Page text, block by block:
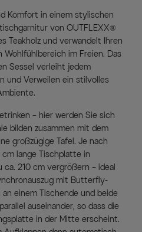
Komfort in einem stylischen
von OUTFLEXX®
Teakholz und verwandelt Ihren
im Freien. Das
Sessel verleiht jedem
und Verweilen ein stilvolles
– hier werden Sie sich
bilden zusammen mit dem
großzügige Tafel. Je nach
cm lange Tischplatte in
210 cm vergrößern – ideal
mit Butterfly-
einem Tischende und beide
auseinander, so dass die
in der Mitte erscheint.